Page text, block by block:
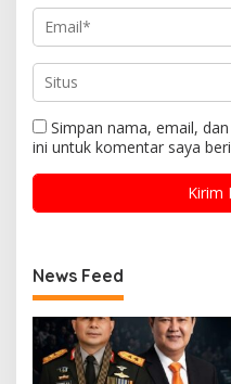
Simpan nama, email,
ini untuk komentar saya
News Feed